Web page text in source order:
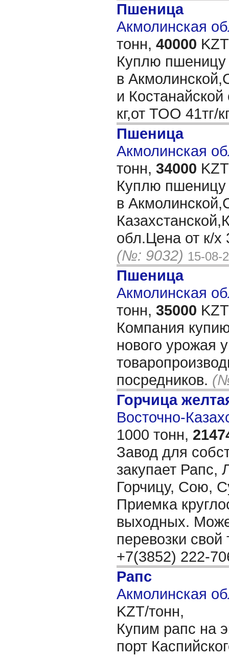
Пшеница
Акмолинская
тонн, 40000
Куплю пшеницу
в
и
кг,от ТОО 41тг/
Пшеница
Акмолинская
тонн, 34000
Куплю пшеницу
в
обл.Цена от к/х
(№: 9032) 15-08-
Пшеница
Акмолинская
тонн, 35000
Компания
нового урожая у
посредников.
Горчица
Восточно-
1000 тонн,
Завод для
закупает Рапс,
Горчицу, Сою,
Приемка
выходных.
перевозки свой
+7(3852) 222-
Рапс
Акмолинская
KZT/тонн,
Купим рапс на
порт